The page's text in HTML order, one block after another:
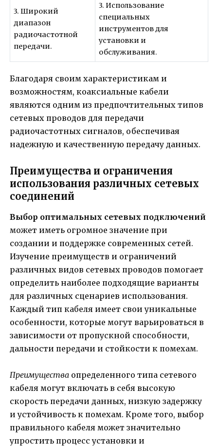
3. Широкий
диапазон
радиочастотной
передачи.
3. Использование
специальных
инструментов для
установки и
обслуживания.
Благодаря своим характеристикам и
возможностям, коаксиальные кабели
являются одним из предпочтительных типов
сетевых проводов для передачи
радиочастотных сигналов, обеспечивая
надежную и качественную передачу данных.
Преимущества и ограничения
использования различных сетевых
соединений
Выбор оптимальных сетевых подключений
может иметь огромное значение при
создании и поддержке современных сетей.
Изучение преимуществ и ограничений
различных видов сетевых проводов помогает
определить наиболее подходящие варианты
для различных сценариев использования.
Каждый тип кабеля имеет свои уникальные
особенности, которые могут варьироваться в
зависимости от пропускной способности,
дальности передачи и стойкости к помехам.
Преимущества определенного типа сетевого
кабеля могут включать в себя высокую
скорость передачи данных, низкую задержку
и устойчивость к помехам. Кроме того, выбор
правильного кабеля может значительно
упростить процесс установки и